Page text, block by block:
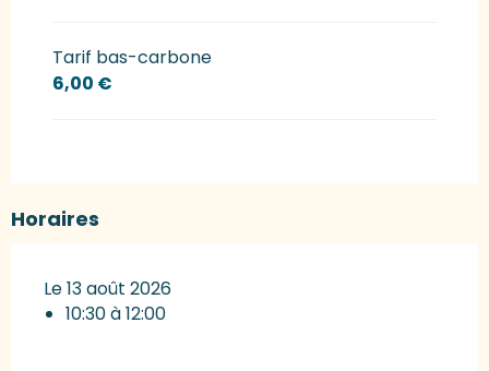
Tarif bas-carbone
6,00 €
Horaires
Le 13 août 2026
10:30 à 12:00